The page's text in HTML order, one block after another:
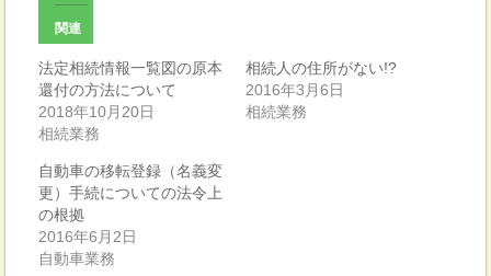
関連
法定相続情報一覧図の原本
還付の方法について
2018年10月20日
相続業務
相続人の住所がない!?
2016年3月6日
相続業務
自動車の移転登録（名義変
更）手続についての法令上
の根拠
2016年6月2日
自動車業務